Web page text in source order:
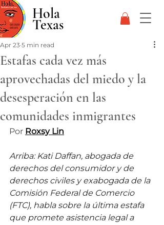
Hola
Texas
Estafas cada vez más
aprovechadas del miedo y la
desesperación en las
comunidades inmigrantes
Apr 23 5 min read
Por Roxsy Lin
Arriba: Kati Daffan, abogada de
derechos del consumidor y de
derechos civiles y exabogada de la
Comisión Federal de Comercio
(FTC), habla sobre la última estafa
que promete asistencia legal a